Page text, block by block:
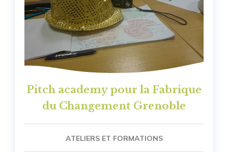
Pitch academy pour la Fabrique
du Changement Grenoble
ATELIERS ET FORMATIONS